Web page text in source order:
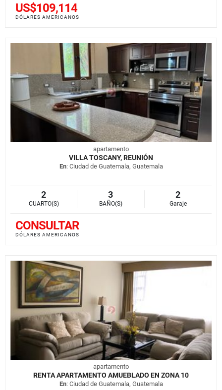
US$109,114
DÓLARES AMERICANOS
apartamento
VILLA TOSCANY, REUNIÓN
En: Ciudad de Guatemala, Guatemala
2
CUARTO(S)
3
BAÑO(S)
2
Garaje
CONSULTAR
DÓLARES AMERICANOS
apartamento
RENTA APARTAMENTO AMUEBLADO EN ZONA 10
En: Ciudad de Guatemala, Guatemala